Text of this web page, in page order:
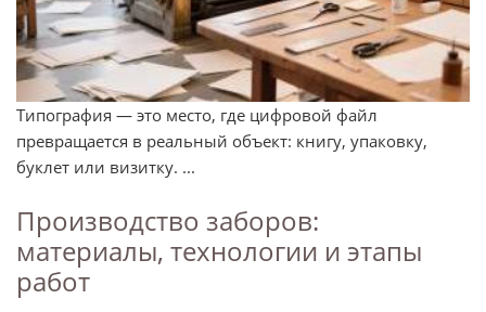
Типография — это место, где цифровой файл
превращается в реальный объект: книгу, упаковку,
буклет или визитку. ...
Производство заборов:
материалы, технологии и этапы
работ